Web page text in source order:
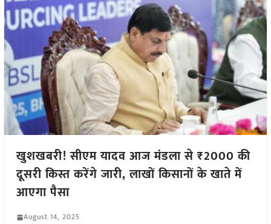
खुशखबरी! सीएम यादव आज मंडला से ₹2000 की
दूसरी किस्त करेंगे जारी, लाखों किसानों के खाते में
आएगा पैसा
August 14, 2025